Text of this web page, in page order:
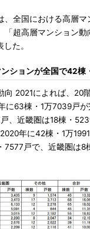
全国における高層マ
「超高層マンション動
た。
ションが全国で42棟
2021によれば、20
に63棟・1万7039戸が
、近畿圏は18棟・
年に42棟・1万
7577戸で、近畿圏は8